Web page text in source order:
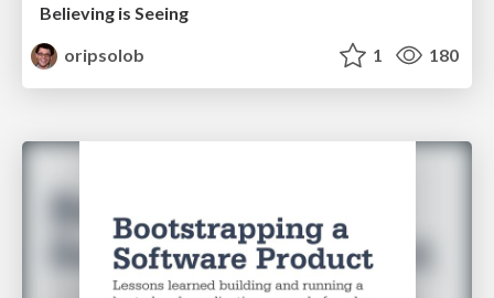
Believing is Seeing
oripsolob
1 180